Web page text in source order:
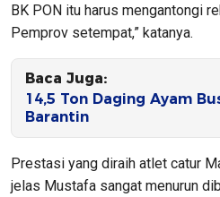
BK PON itu harus mengantongi
Pemprov setempat,” katanya.
Baca Juga:
14,5 Ton Daging Ayam
Barantin
Prestasi yang diraih atlet catur
jelas Mustafa sangat menurun